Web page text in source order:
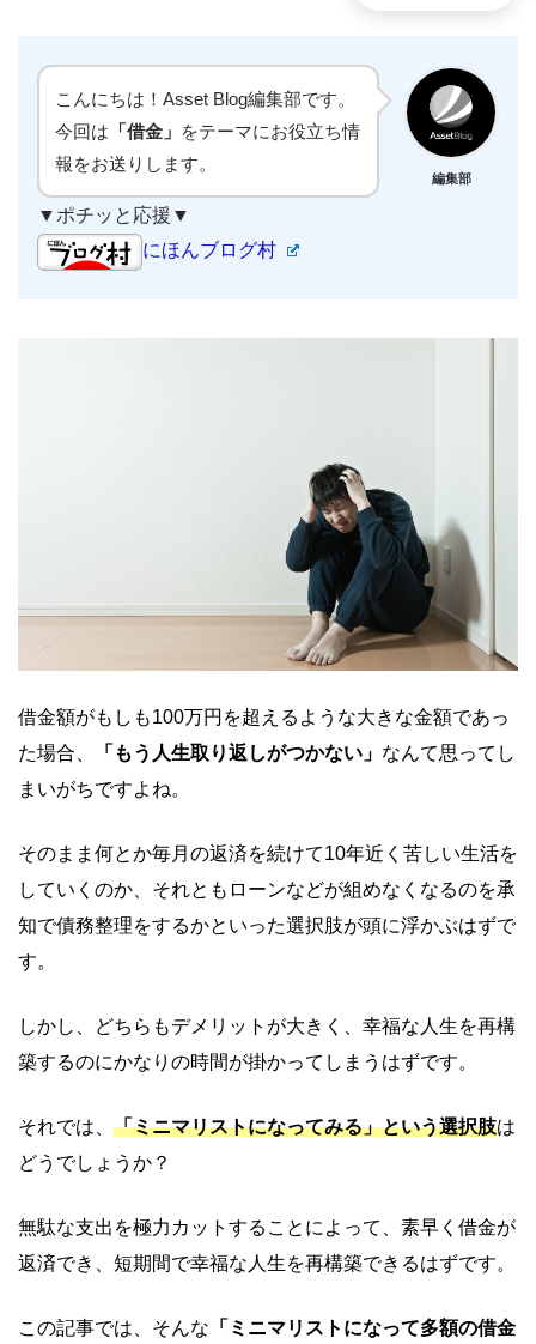
こんにちは！Asset Blog編集部です。
今回は 「借金」 をテーマにお役立ち情
報をお送りします。
編集部
▼ポチッと応援▼
にほんブログ村
借金額がもしも100万円を超えるような大きな金額であっ
た場合、
「もう人生取り返しがつかない」 なんて思ってし
まいがちですよね。
そのまま何とか毎月の返済を続けて10年近く苦しい生活を
していくのか、それともローンなどが組めなくなるのを承
知で債務整理をするかといった選択肢が頭に浮かぶはずで
す。
しかし、どちらもデメリットが大きく、幸福な人生を再構
築するのにかなりの時間が掛かってしまうはずです。
それでは、 「ミニマリストになってみる」という選択肢は
どうでしょうか？
無駄な支出を極力カットすることによって、素早く借金が
返済でき、短期間で幸福な人生を再構築できるはずです。
この記事では、そんな 「ミニマリストになって多額の借金